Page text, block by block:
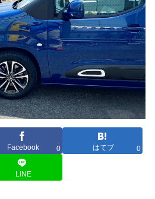
Facebook 0 はてブ 0
LINE